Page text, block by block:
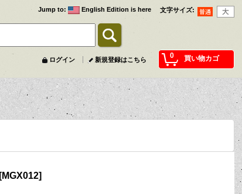
文字サイズ:
Jump to: English Edition is here
0 買い物カゴ
ログイン 新規登録はこちら
[MGX012]